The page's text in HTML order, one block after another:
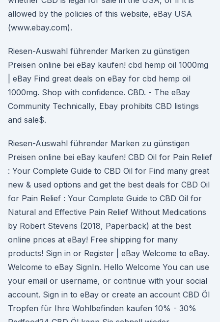
allowed by the policies of this website, eBay USA
(www.ebay.com).
Riesen-Auswahl führender Marken zu günstigen
Preisen online bei eBay kaufen! cbd hemp oil 1000mg
| eBay Find great deals on eBay for cbd hemp oil
1000mg. Shop with confidence. CBD. - The eBay
Community Technically, Ebay prohibits CBD listings
and sale$.
Riesen-Auswahl führender Marken zu günstigen
Preisen online bei eBay kaufen! CBD Oil for Pain Relief
: Your Complete Guide to CBD Oil for Find many great
new & used options and get the best deals for CBD Oil
for Pain Relief : Your Complete Guide to CBD Oil for
Natural and Effective Pain Relief Without Medications
by Robert Stevens (2018, Paperback) at the best
online prices at eBay! Free shipping for many
products! Sign in or Register | eBay Welcome to eBay.
Welcome to eBay SignIn. Hello Welcome You can use
your email or username, or continue with your social
account. Sign in to eBay or create an account CBD Öl
Tropfen für Ihre Wohlbefinden kaufen 10% - 30%